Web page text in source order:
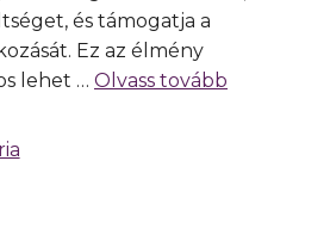
és támogatja a
Ez az élmény
lehet … Olvass tovább